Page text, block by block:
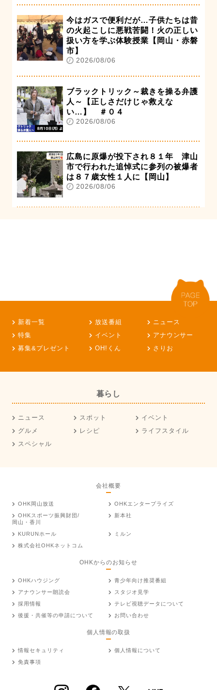
今はガスで便利だが…子供たちは昔
の火起こしに悪戦苦闘！火の正しい
扱い方を学ぶ体験授業【岡山・赤磐
市】
2026/08/06
ブラックトリック～裁きを操る弁護
人～【正しさだけじゃ救えな
い…】 ＃０４
2026/08/06
広島に原爆が投下され８１年 津山
市で行われた追悼式に参列の被爆者
は８７歳女性１人に【岡山】
2026/08/06
新着一覧 放送番組
ニュース
特集
イベント
アナウンサー
募集&プレゼント
OH!くん さりお
暮らし
ニュース スポット
イベント
グルメ
レシピ
ライフスタイル
スペシャル
会社概要
OHK岡山放送
OHKエンタープライズ
OHKスポーツ振興財団/
岡山・香川
新本社
KURUNホール
ミルン
株式会社OHKネットコム
OHKからのお知らせ
OHKハウジング
青少年向け推奨番組
アナウンサー朗読会
スタジオ見学
採用情報
テレビ視聴データについて
後援・共催等の申請について
お問い合わせ
個人情報の取扱
情報セキュリティ
個人情報について
免責事項